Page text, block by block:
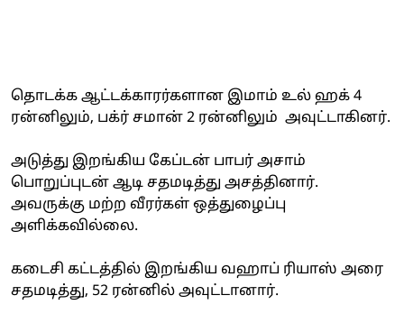
தொடக்க ஆட்டக்காரர்களான இமாம் உல் ஹக் 4
ரன்னிலும், பக்ர் சமான் 2 ரன்னிலும் அவுட்டாகினர்.
அடுத்து இறங்கிய கேப்டன் பாபர் அசாம்
பொறுப்புடன் ஆடி சதமடித்து அசத்தினார்.
அவருக்கு மற்ற வீரர்கள் ஒத்துழைப்பு
அளிக்கவில்லை.
கடைசி கட்டத்தில் இறங்கிய வஹாப் ரியாஸ் அரை
சதமடித்து, 52 ரன்னில் அவுட்டானார்.